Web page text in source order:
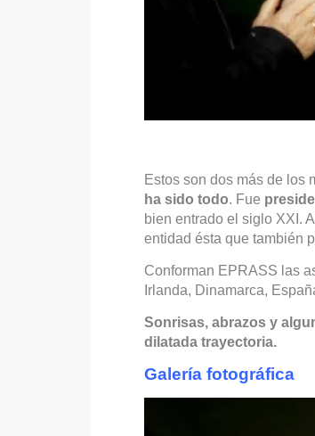
Estos son dos más de los
ha sido todo. Fue
bien entrado el siglo XXI.
entidad ésta que también
Conforman EPRASS las
Irlanda, Dinamarca,
Sonrisas, abrazos y
dilatada trayectoria.
Galería fotográfica